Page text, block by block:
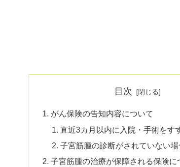
目次
がん保険の告知内容について
直近3カ月以内に入院・手術をす
子宮筋腫の診断がされていない場
子宮筋腫の治療が保障される保険に